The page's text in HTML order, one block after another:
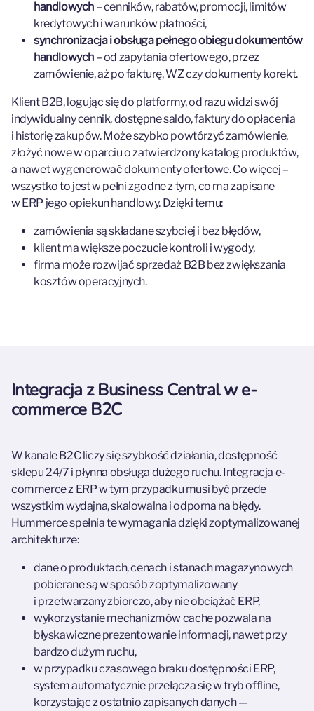
handlowych – cenników, rabatów, promocji, limitów
kredytowych i warunków płatności,
synchronizacja i obsługa pełnego obiegu dokumentów
handlowych – od zapytania ofertowego, przez
zamówienie, aż po fakturę, WZ czy dokumenty korekt.
Klient B2B, logując się do platformy, od razu widzi swój
indywidualny cennik, dostępne saldo, faktury do opłacenia
i historię zakupów. Może szybko powtórzyć zamówienie,
złożyć nowe w oparciu o zatwierdzony katalog produktów,
a nawet wygenerować dokumenty ofertowe. Co więcej –
wszystko to jest w pełni zgodne z tym, co ma zapisane
w ERP jego opiekun handlowy. Dzięki temu:
zamówienia są składane szybciej i bez błędów,
klient ma większe poczucie kontroli i wygody,
firma może rozwijać sprzedaż B2B bez zwiększania
kosztów operacyjnych.
Integracja z Business Central w e-
commerce B2C
W kanale B2C liczy się szybkość działania, dostępność
sklepu 24/7 i płynna obsługa dużego ruchu. Integracja e-
commerce z ERP w tym przypadku musi być przede
wszystkim wydajna, skalowalna i odporna na błędy.
Hummerce spełnia te wymagania dzięki zoptymalizowanej
architekturze:
dane o produktach, cenach i stanach magazynowych
pobierane są w sposób zoptymalizowany
i przetwarzany zbiorczo, aby nie obciążać ERP,
wykorzystanie mechanizmów cache pozwala na
błyskawiczne prezentowanie informacji, nawet przy
bardzo dużym ruchu,
w przypadku czasowego braku dostępności ERP,
system automatycznie przełącza się w tryb offline,
korzystając z ostatnio zapisanych danych —